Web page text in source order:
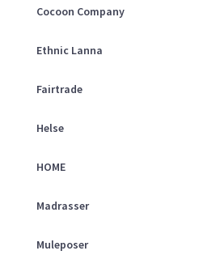
Cocoon Company
Ethnic Lanna
Fairtrade
Helse
HOME
Madrasser
Muleposer